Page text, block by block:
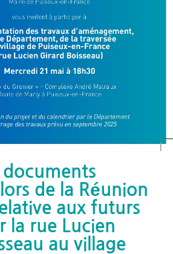
de la Réunion
aux futurs
la rue Lucien
au village